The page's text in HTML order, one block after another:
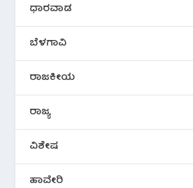
ಧಾರವಾಡ
ಬೆಳಗಾವಿ
ರಾಜಕೀಯ
ರಾಜ್ಯ
ವಿಶೇಷ
ಹಾವೇರಿ